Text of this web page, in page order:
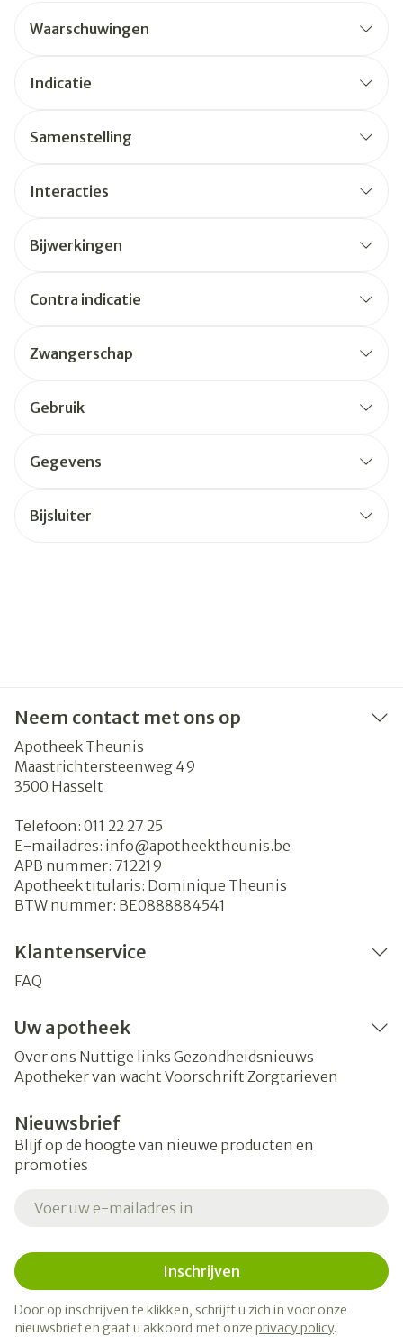
Waarschuwingen
Indicatie
Samenstelling
Interacties
Bijwerkingen
Contra indicatie
Zwangerschap
Gebruik
Gegevens
Bijsluiter
Neem contact met ons op
Apotheek Theunis
Maastrichtersteenweg 49
3500 Hasselt
Telefoon: 011 22 27 25
E-mailadres: info@apotheektheunis.be
APB nummer: 712219
Apotheek titularis: Dominique Theunis
BTW nummer: BE0888884541
Klantenservice
FAQ
Uw apotheek
Over ons Nuttige links Gezondheidsnieuws
Apotheker van wacht Voorschrift Zorgtarieven
Nieuwsbrief
Blijf op de hoogte van nieuwe producten en
promoties
Inschrijven
Door op inschrijven te klikken, schrijft u zich in voor onze
nieuwsbrief en gaat u akkoord met onze privacy policy.